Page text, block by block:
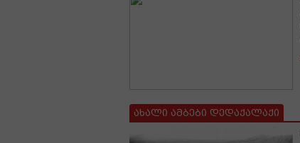
ახალი ამბები დედაქალაქი